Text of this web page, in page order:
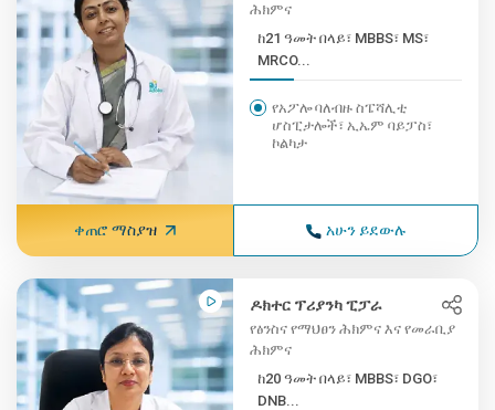
ሕክምና
ከ21 ዓመት በላይ፣ MBBS፣ MS፣
MRCO...
የአፖሎ ባለብዙ ስፔሻሊቲ
ሆስፒታሎች፣ ኢኤም ባይፓስ፣
ኮልካታ
ቀጠሮ ማስያዝ አሁን ይደውሉ
ዶክተር ፕሪያንካ ፒፓራ
የፅንስና የማህፀን ሕክምና እና የመራቢያ
ሕክምና
ከ20 ዓመት በላይ፣ MBBS፣ DGO፣
DNB...